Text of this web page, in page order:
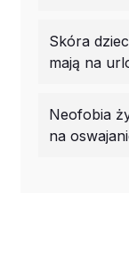
Skóra
mają na
Neofobia
na